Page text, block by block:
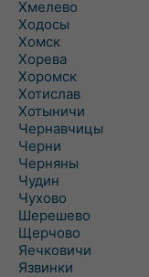
Хмелево
Ходосы
Хомск
Хорева
Хоромск
Хотислав
Хотыничи
Чернавчицы
Черни
Черняны
Чудин
Чухово
Шерешево
Щерчово
Яечковичи
Язвинки